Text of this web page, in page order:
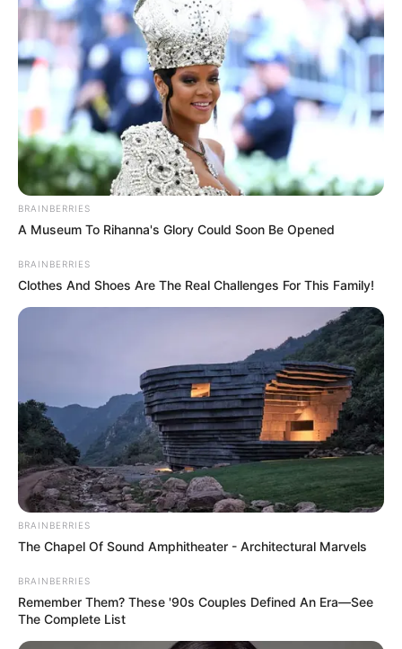
BRAINBERRIES
A Museum To Rihanna's Glory Could Soon Be Opened
BRAINBERRIES
Clothes And Shoes Are The Real Challenges For This Family!
BRAINBERRIES
The Chapel Of Sound Amphitheater - Architectural Marvels
BRAINBERRIES
Remember Them? These '90s Couples Defined An Era—See
The Complete List